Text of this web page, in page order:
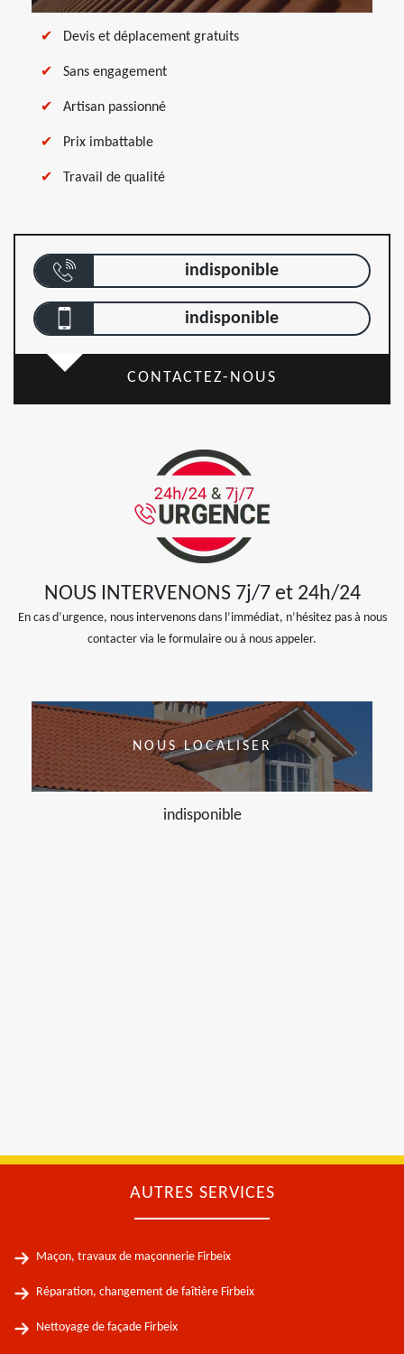
Devis et déplacement gratuits
Sans engagement
Artisan passionné
Prix imbattable
Travail de qualité
indisponible
indisponible
CONTACTEZ-NOUS
NOUS INTERVENONS 7j/7 et 24h/24
En cas d’urgence, nous intervenons dans l’immédiat, n’hésitez pas à nous
contacter via le formulaire ou à nous appeler.
NOUS LOCALISER
indisponible
AUTRES SERVICES
Maçon, travaux de maçonnerie Firbeix
Réparation, changement de faîtière Firbeix
Nettoyage de façade Firbeix